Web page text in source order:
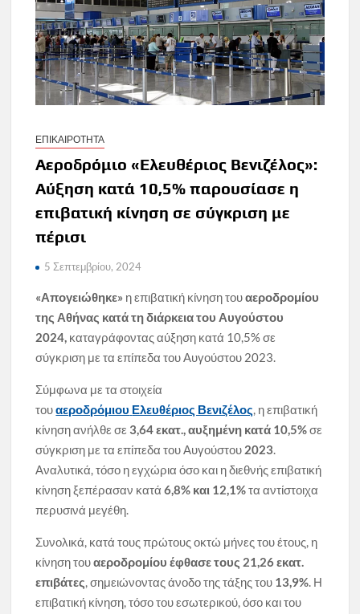
ΕΠΙΚΑΙΡΟΤΗΤΑ
Αεροδρόμιο «Ελευθέριος Βενιζέλος»:
Αύξηση κατά 10,5% παρουσίασε η
επιβατική κίνηση σε σύγκριση με
πέρισι
5 Σεπτεμβρίου, 2024
«Απογειώθηκε» η επιβατική κίνηση τουαεροδρομίου
της Αθήνας κατά τη διάρκεια του Αυγούστου
2024, καταγράφοντας αύξηση κατά 10,5% σε
σύγκριση με τα επίπεδα του Αυγούστου 2023.
Σύμφωνα με τα στοιχεία
τουαεροδρόμιου Ελευθέριος Βενιζέλος, η επιβατική
κίνηση ανήλθε σε 3,64 εκατ., αυξημένη κατά 10,5%σε
σύγκριση με τα επίπεδα του Αυγούστου 2023.
Αναλυτικά, τόσο η εγχώρια όσο και η διεθνής επιβατική
κίνηση ξεπέρασαν κατά 6,8% και 12,1%τα αντίστοιχα
περυσινά μεγέθη.
Συνολικά, κατά τους πρώτους οκτώ μήνες του έτους, η
κίνηση τουαεροδρομίου έφθασε τους 21,26 εκατ.
επιβάτες, σημειώνοντας άνοδο της τάξης του 13,9%. Η
επιβατική κίνηση, τόσο του εσωτερικού, όσο και του